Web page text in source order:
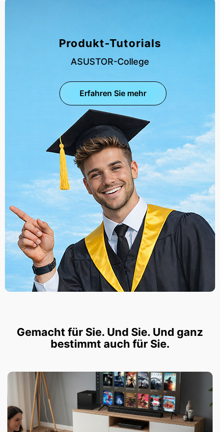
Produkt-Tutorials
ASUSTOR-College
Erfahren Sie mehr
Gemacht für Sie. Und Sie. Und ganz
bestimmt auch für Sie.